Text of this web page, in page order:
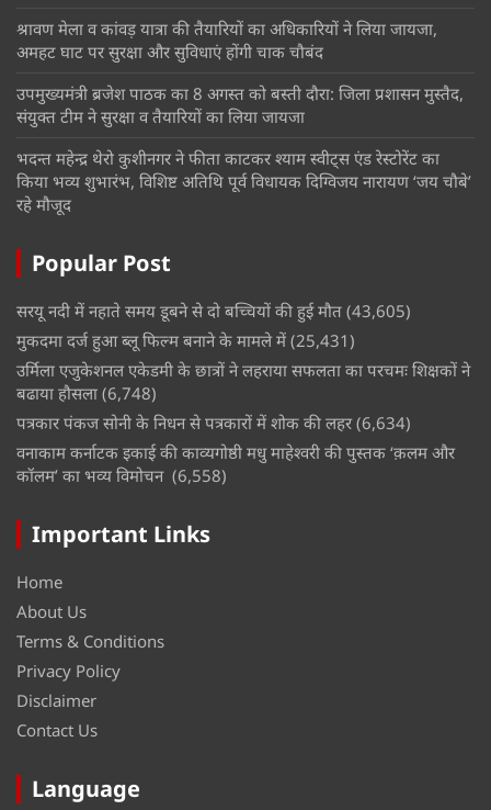
श्रावण मेला व कांवड़ यात्रा की तैयारियों का अधिकारियों ने लिया जायजा,
अमहट घाट पर सुरक्षा और सुविधाएं होंगी चाक चौबंद
उपमुख्यमंत्री ब्रजेश पाठक का 8 अगस्त को बस्ती दौरा: जिला प्रशासन मुस्तैद,
संयुक्त टीम ने सुरक्षा व तैयारियों का लिया जायजा
भदन्त महेन्द्र थेरो कुशीनगर ने फीता काटकर श्याम स्वीट्स एंड रेस्टोरेंट का
किया भव्य शुभारंभ, विशिष्ट अतिथि पूर्व विधायक दिग्विजय नारायण ‘जय चौबे’
रहे मौजूद
Popular Post
सरयू नदी में नहाते समय डूबने से दो बच्चियों की हुई मौत (43,605)
मुकदमा दर्ज हुआ ब्लू फिल्म बनाने के मामले में (25,431)
उर्मिला एजुकेशनल एकेडमी के छात्रों ने लहराया सफलता का परचमः शिक्षकों ने
बढाया हौसला (6,748)
पत्रकार पंकज सोनी के निधन से पत्रकारों में शोक की लहर (6,634)
वनाकाम कर्नाटक इकाई की काव्यगोष्ठी मधु माहेश्वरी की पुस्तक ‘क़लम और
कॉलम’ का भव्य विमोचन (6,558)
Important Links
Home
About Us
Terms & Conditions
Privacy Policy
Disclaimer
Contact Us
Language